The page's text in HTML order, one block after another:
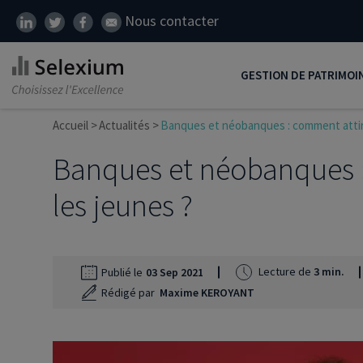
Nous contacter
GESTION DE
Développer son
Réduire ses impôts
Préparer sa retraite
Protéger ses proches
Accueil Actualités Banques et néobanques : comment
Banques et
les jeunes ?
Publié le 03 Sep 2021 Lecture de 3 min.
Rédigé par Maxime KEROYANT